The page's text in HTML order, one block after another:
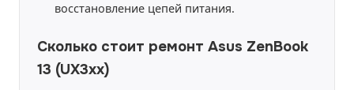
восстановление цепей питания.
Сколько стоит ремонт Asus ZenBook
13 (UX3xx)